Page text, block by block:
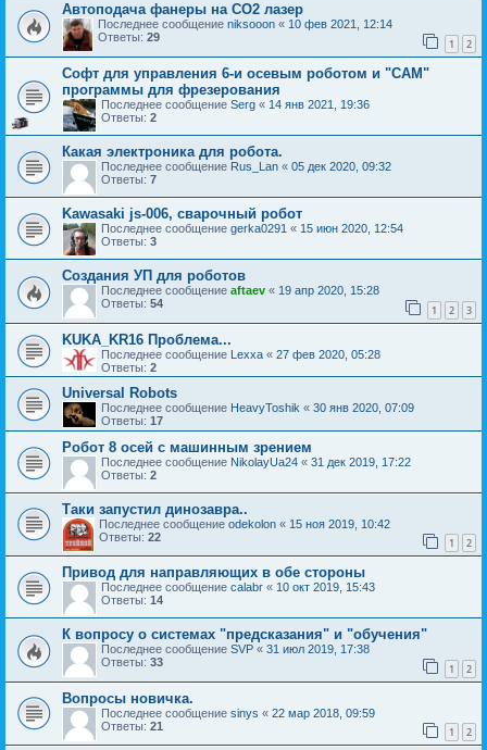
Автоподача фанеры на СО2 лазер
Последнее сообщение niksooon « 10 фев 2021, 12:14
Ответы: 29 1 2
Софт для управления 6-и осевым роботом и "CAM"
программы для фрезерования
Последнее сообщение Serg « 14 янв 2021, 19:36
Ответы: 2
Какая электроника для робота.
Последнее сообщение Rus_Lan « 05 дек 2020, 09:32
Ответы: 7
Kawasaki js-006, сварочный робот
Последнее сообщение gerka0291 « 15 июн 2020, 12:54
Ответы: 3
Создания УП для роботов
Последнее сообщение aftaev « 19 апр 2020, 15:28
Ответы: 54 1 2 3
KUKA_KR16 Проблема...
Последнее сообщение Lexxa « 27 фев 2020, 05:28
Ответы: 2
Universal Robots
Последнее сообщение HeavyToshik « 30 янв 2020, 07:09
Ответы: 17
Робот 8 осей с машинным зрением
Последнее сообщение NikolayUa24 « 31 дек 2019, 17:22
Ответы: 2
Таки запустил динозавра..
Последнее сообщение odekolon « 15 ноя 2019, 10:42
Ответы: 22 1 2
Привод для направляющих в обе стороны
Последнее сообщение calabr « 10 окт 2019, 15:43
Ответы: 14
К вопросу о системах "предсказания" и "обучения"
Последнее сообщение SVP « 31 июл 2019, 17:38
Ответы: 33 1 2
Вопросы новичка.
Последнее сообщение sinys « 22 мар 2018, 09:59
Ответы: 21 1 2